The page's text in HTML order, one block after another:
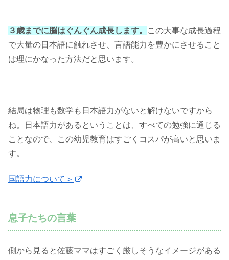
３歳までに脳はぐんぐん成長します。
この大事な成長過程
で大量の日本語に触れさせ、言語能力を豊かにさせること
は理にかなった方法だと思います。
結局は物理も数学も日本語力がないと解けないですから
ね。日本語力があるということは、すべての勉強に通じる
ことなので、この幼児教育はすごくコスパが高いと思いま
す。
国語力について＞
息子たちの言葉
側から見ると佐藤ママはすごく厳しそうなイメージがある